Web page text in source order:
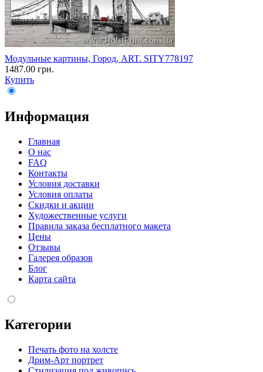
Модульные картины, Город, ART. SITY778197
1487.00 грн.
Купить
Информация
Главная
О нас
FAQ
Контакты
Условия доставки
Условия оплаты
Скидки и акции
Художественные услуги
Правила заказа бесплатного макета
Цены
Отзывы
Галерея образов
Блог
Карта сайта
Категории
Печать фото на холсте
Дрим-Арт портрет